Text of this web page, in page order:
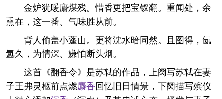
金炉犹暖麝煤残。惜香更把宝钗翻。重闻处，余
熏在，这一番、气味胜从前。
背人偷盖小蓬山。更将沈水暗同然。且图得，氤
氲久，为情深、嫌怕断头烟。
这首《翻香令》是苏轼的作品，上阕写苏轼在妻
子王弗灵柩前点燃麝香回忆旧日情景，下阕描写殡仪